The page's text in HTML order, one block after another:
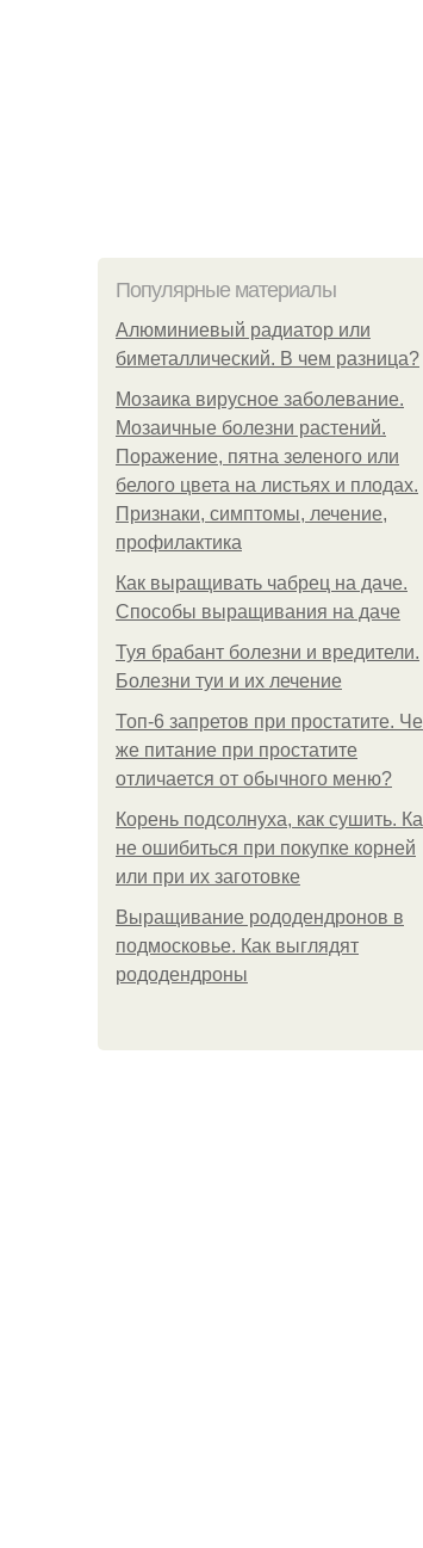
Популярные материалы
Алюминиевый радиатор или
биметаллический. В чем разница?
Мозаика вирусное заболевание.
Мозаичные болезни растений.
Поражение, пятна зеленого или
белого цвета на листьях и плодах.
Признаки, симптомы, лечение,
профилактика
Как выращивать чабрец на даче.
Способы выращивания на даче
Туя брабант болезни и вредители.
Болезни туи и их лечение
Топ-6 запретов при простатите.
же питание при простатите
отличается от обычного меню?
Корень подсолнуха, как сушить.
не ошибиться при покупке корней
или при их заготовке
Выращивание рододендронов в
подмосковье. Как выглядят
рододендроны